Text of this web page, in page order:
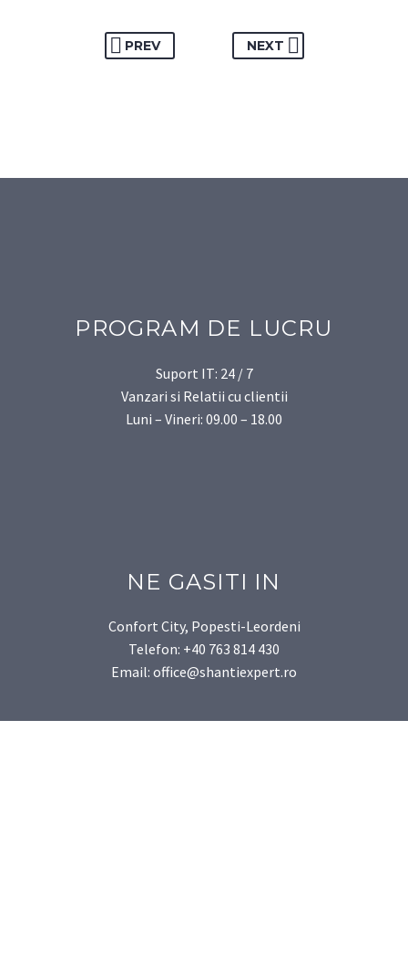
PREV NEXT
PROGRAM DE LUCRU
Suport IT: 24 / 7
Vanzari si Relatii cu clientii
Luni – Vineri: 09.00 – 18.00
NE GASITI IN
Confort City, Popesti-Leordeni
Telefon: +40 763 814 430
Email: office@shantiexpert.ro